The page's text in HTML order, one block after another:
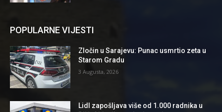
POPULARNE VIJESTI
Zločin u Sarajevu: Punac usmrtio zeta u
Starom Gradu
3 Augusta, 2026
Lidl zapošljava više od 1.000 radnika u